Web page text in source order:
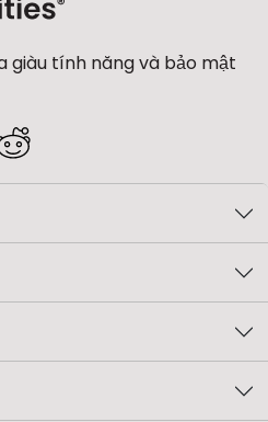
giàu tính năng và bảo mật